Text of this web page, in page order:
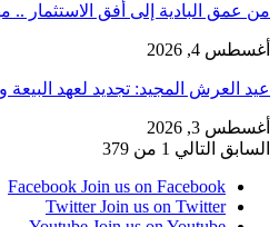
من عمق البادية إلى أفق الاستثمار
أغسطس 4, 2026
عيد العرش المجيد: تجديد لعهد
أغسطس 3, 2026
السابق التالي 1 من 379
Facebook Join us on Facebook
Twitter Join us on Twitter